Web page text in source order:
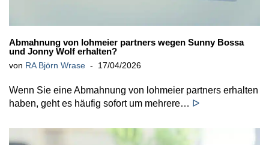
Abmahnung von lohmeier partners wegen Sunny Bossa
und Jonny Wolf erhalten?
von RA Björn Wrase 17/04/2026
Wenn Sie eine Abmahnung von lohmeier partners erhalten
haben, geht es häufig sofort um mehrere… ᐅ